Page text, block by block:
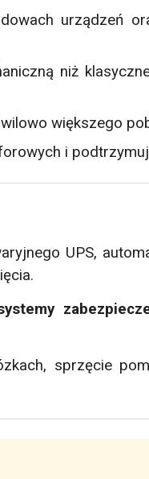
urządzeń
niż
większego
i
UPS,
sprzęcie